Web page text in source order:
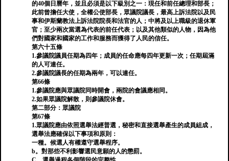
的40個日曆年，並且必須是以下級別之一：現任和前任總理和部長；
此前曾擔任大使，全權公使部長，眾議院議長，最高上訴法院以及民
事和伊斯蘭教法上訴法院院長和法官的人；中將及以上職級的退休軍
官；至少兩次當選為代表的前任代表；以及其他類似的人物，因為他
們對國家和國家的工作和服務而獲得了人民的信任。
第六十五條
1.參議院議員任期為四年；成員的任命應每四年更新一次；任期屆滿
的人可連任。
2.參議院議長的任期為兩年，可以連任。
第66條
1.參議院應與眾議院同時開會，兩院的會議應相同。
2.如果眾議院解散，則參議院休會。
第二部分：眾議院
第67條
1.眾議院應由依照選舉法經普選，秘密和直接選舉產生的成員組成，
選舉法應確保以下事項和原則：
一種。候選人有權遵守選舉程序。
b。對那些不利影響選民意願的人的懲罰。